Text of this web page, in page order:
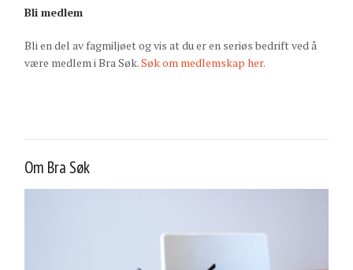
Bli medlem
Bli en del av fagmiljøet og vis at du er en seriøs bedrift ved å
være medlem i Bra Søk.Søk om medlemskap her.
Om Bra Søk